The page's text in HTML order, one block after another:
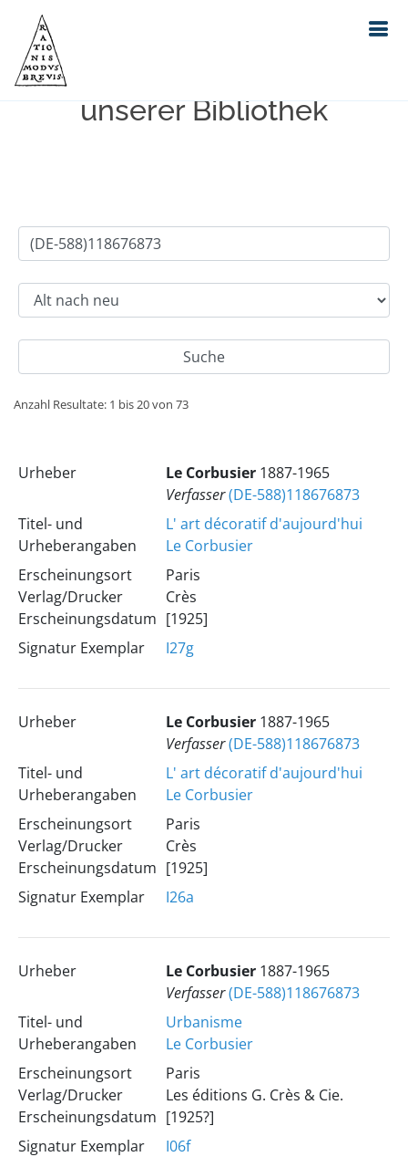
Einfache Suche im Bestand
unserer Bibliothek
Anzahl Resultate: 1 bis 20 von 73
Urheber Le Corbusier 1887-1965
Verfasser(DE-588)118676873
Titel- und
Urheberangaben
L' art décoratif d'aujourd'hui
Le Corbusier
Erscheinungsort
Verlag/Drucker
Erscheinungsdatum
Paris
Crès
[1925]
Signatur Exemplar
I27g
Urheber Le Corbusier 1887-1965
Verfasser(DE-588)118676873
Titel- und
Urheberangaben
L' art décoratif d'aujourd'hui
Le Corbusier
Erscheinungsort
Verlag/Drucker
Erscheinungsdatum
Paris
Crès
[1925]
Signatur Exemplar
I26a
Urheber Le Corbusier 1887-1965
Verfasser(DE-588)118676873
Titel- und
Urheberangaben
Urbanisme
Le Corbusier
Erscheinungsort
Verlag/Drucker
Erscheinungsdatum
Paris
Les éditions G. Crès & Cie.
[1925?]
Signatur Exemplar
I06f